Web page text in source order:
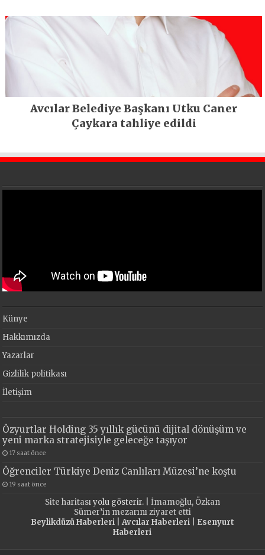
Avcılar Belediye Başkanı Utku Caner
Çaykara tahliye edildi
Künye
Hakkımızda
Yazarlar
Gizlilik politikası
İletişim
Özyurtlar Holding 35 yıllık gücünü dijital dönüşüm ve
yeni marka stratejisiyle geleceğe taşıyor
17 saat önce
Öğrenciler Türkiye Deniz Canlıları Müzesi’ne koştu
19 saat önce
Site haritasıyolu gösterir. | İmamoğlu, Özkan
Sümer’in mezarını ziyaret etti
Beylikdüzü Haberleri| Avcılar Haberleri| Esenyurt
Haberleri